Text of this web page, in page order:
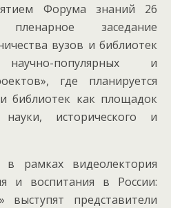
Форума знаний 26
заседание
вузов и библиотек
популярных и
где планируется
библиотек как площадок
исторического и
рамках видеолектория
и воспитания в России:
выступят представители